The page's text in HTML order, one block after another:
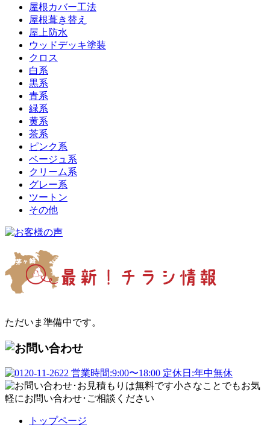
屋根カバー工法
屋根葺き替え
屋上防水
ウッドデッキ塗装
クロス
白系
黒系
青系
緑系
黄系
茶系
ピンク系
ベージュ系
クリーム系
グレー系
ツートン
その他
ただいま準備中です。
トップページ